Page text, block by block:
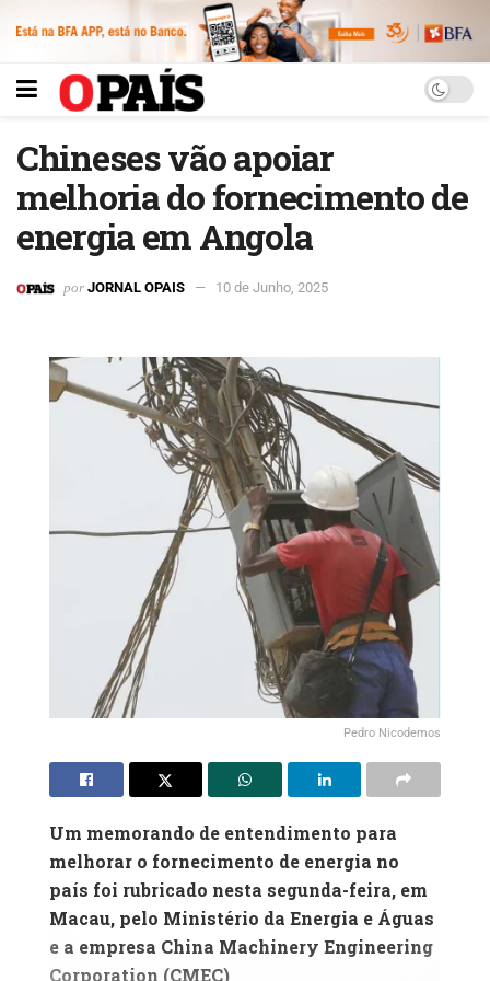
Chineses vão apoiar
melhoria do fornecimento de
energia em Angola
por JORNAL OPAIS 10 de Junho, 2025
Pedro Nicodemos
Um memorando de entendimento para
melhorar o fornecimento de energia no
país foi rubricado nesta segunda-feira, em
Macau, pelo Ministério da Energia e Águas
e a empresa China Machinery Engineering
Corporation (CMEC)